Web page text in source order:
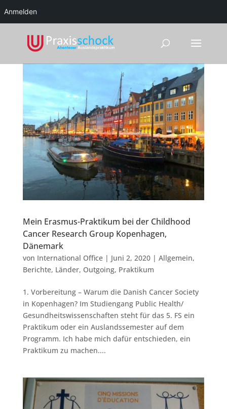
Anmelden
Mein Erasmus-Praktikum bei der Childhood
Cancer Research Group Kopenhagen,
Dänemark
von International Office| Juni 2, 2020| Allgemein,
Berichte, Länder, Outgoing, Praktikum
1. Vorbereitung – Warum die Danish Cancer Society
in Kopenhagen? Im Studiengang Public Health/
Gesundheitswissenschaften steht für das 5. FS ein
Praktikum oder ein Auslandssemester auf dem
Programm. Ich habe mich dafür entschieden, ein
Praktikum zu machen....